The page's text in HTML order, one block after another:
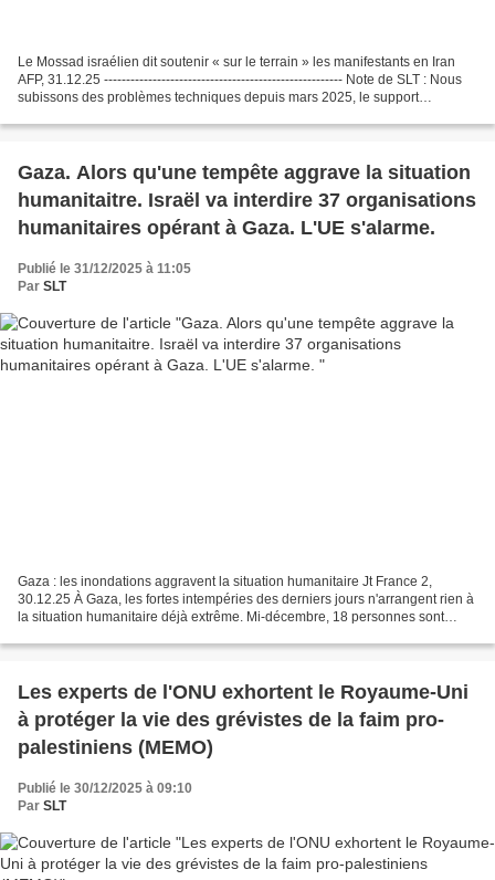
Le Mossad israélien dit soutenir « sur le terrain » les manifestants en Iran
AFP, 31.12.25 ------------------------------------------------------ Note de SLT : Nous
subissons des problèmes techniques depuis mars 2025, le support
Gaza. Alors qu'une tempête aggrave la situation
humanitaitre. Israël va interdire 37 organisations
humanitaires opérant à Gaza. L'UE s'alarme.
Publié le 31/12/2025 à 11:05
Par SLT
Gaza : les inondations aggravent la situation humanitaire Jt France 2,
30.12.25 À Gaza, les fortes intempéries des derniers jours n'arrangent rien à
la situation humanitaire déjà extrême. Mi-décembre, 18 personnes sont
Les experts de l'ONU exhortent le Royaume-Uni
à protéger la vie des grévistes de la faim pro-
palestiniens (MEMO)
Publié le 30/12/2025 à 09:10
Par SLT